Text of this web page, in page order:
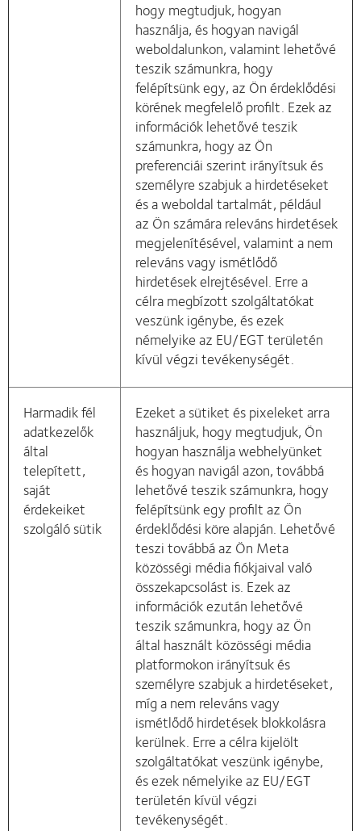
hogy megtudjuk, hogyan
használja, és hogyan navigál
weboldalunkon, valamint lehetővé
teszik számunkra, hogy
felépítsünk egy, az Ön érdeklődési
körének megfelelő profilt. Ezek az
információk lehetővé teszik
számunkra, hogy az Ön
preferenciái szerint irányítsuk és
személyre szabjuk a hirdetéseket
és a weboldal tartalmát, például
az Ön számára releváns hirdetések
megjelenítésével, valamint a nem
releváns vagy ismétlődő
hirdetések elrejtésével. Erre a
célra megbízott szolgáltatókat
veszünk igénybe, és ezek
némelyike az EU/EGT területén
kívül végzi tevékenységét.
Harmadik fél
adatkezelők
által
telepített,
saját
érdekeiket
szolgáló sütik
Ezeket a sütiket és pixeleket arra
használjuk, hogy megtudjuk, Ön
hogyan használja webhelyünket
és hogyan navigál azon, továbbá
lehetővé teszik számunkra, hogy
felépítsünk egy profilt az Ön
érdeklődési köre alapján. Lehetővé
teszi továbbá az Ön Meta
közösségi média fiókjaival való
összekapcsolást is. Ezek az
információk ezután lehetővé
teszik számunkra, hogy az Ön
által használt közösségi média
platformokon irányítsuk és
személyre szabjuk a hirdetéseket,
míg a nem releváns vagy
ismétlődő hirdetések blokkolásra
kerülnek. Erre a célra kijelölt
szolgáltatókat veszünk igénybe,
és ezek némelyike az EU/EGT
területén kívül végzi
tevékenységét.